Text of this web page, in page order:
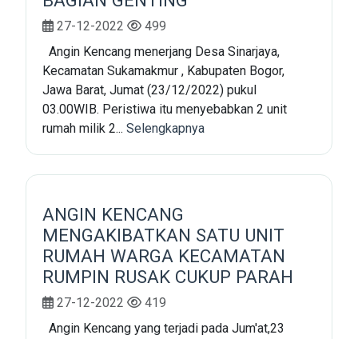
27-12-2022
499
Angin Kencang menerjang Desa Sinarjaya,
Kecamatan Sukamakmur , Kabupaten Bogor,
Jawa Barat, Jumat (23/12/2022) pukul
03.00WIB. Peristiwa itu menyebabkan 2 unit
rumah milik 2... Selengkapnya
ANGIN KENCANG
MENGAKIBATKAN SATU UNIT
RUMAH WARGA KECAMATAN
RUMPIN RUSAK CUKUP PARAH
27-12-2022
419
Angin Kencang yang terjadi pada Jum'at,23